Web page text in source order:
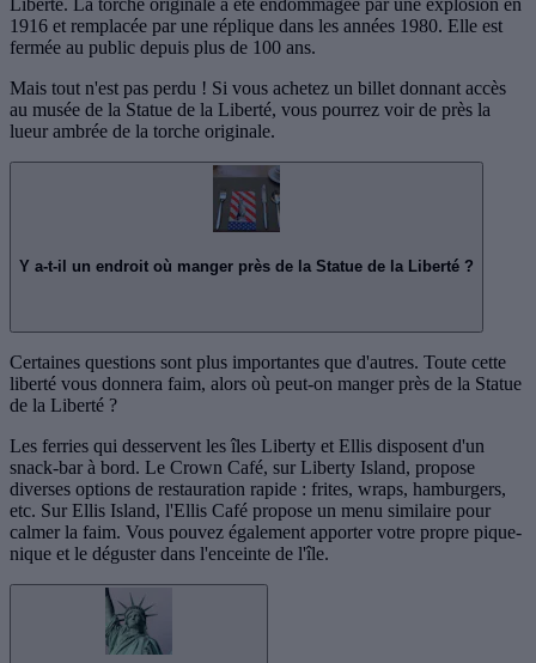
Liberté. La torche originale a été endommagée par une explosion en
1916 et remplacée par une réplique dans les années 1980. Elle est
fermée au public depuis plus de 100 ans.
Mais tout n'est pas perdu ! Si vous achetez un billet donnant accès
au musée de la Statue de la Liberté, vous pourrez voir de près la
lueur ambrée de la torche originale.
Y a-t-il un endroit où manger près de la Statue de la Liberté ?
Certaines questions sont plus importantes que d'autres. Toute cette
liberté vous donnera faim, alors où peut-on manger près de la Statue
de la Liberté ?
Les ferries qui desservent les îles Liberty et Ellis disposent d'un
snack-bar à bord. Le Crown Café, sur Liberty Island, propose
diverses options de restauration rapide : frites, wraps, hamburgers,
etc. Sur Ellis Island, l'Ellis Café propose un menu similaire pour
calmer la faim. Vous pouvez également apporter votre propre pique-
nique et le déguster dans l'enceinte de l'île.